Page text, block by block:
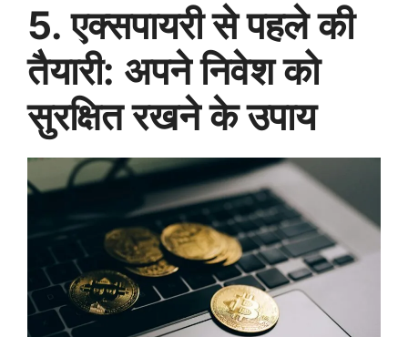
5. एक्सपायरी से पहले की
तैयारी: अपने निवेश को
सुरक्षित रखने के उपाय